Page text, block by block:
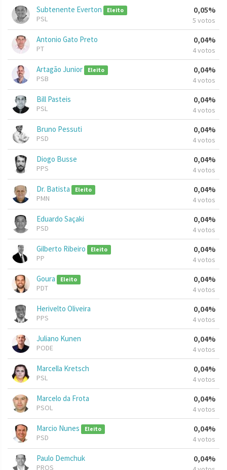
Subtenente Everton Eleito
PSL
0,05%
5 votos
Antonio Gato Preto
PT
0,04%
4 votos
Artagão Junior Eleito
PSB
0,04%
4 votos
Bill Pasteis
PSL
0,04%
4 votos
Bruno Pessuti
PSD
0,04%
4 votos
Diogo Busse
PPS
0,04%
4 votos
Dr. Batista Eleito
PMN
0,04%
4 votos
Eduardo Saçaki
PSD
0,04%
4 votos
Gilberto Ribeiro Eleito
PP
0,04%
4 votos
Goura Eleito
PDT
0,04%
4 votos
Herivelto Oliveira
PPS
0,04%
4 votos
Juliano Kunen
PODE
0,04%
4 votos
Marcella Kretsch
PSL
0,04%
4 votos
Marcelo da Frota
PSOL
0,04%
4 votos
Marcio Nunes Eleito
PSD
0,04%
4 votos
Paulo Demchuk
PROS
0,04%